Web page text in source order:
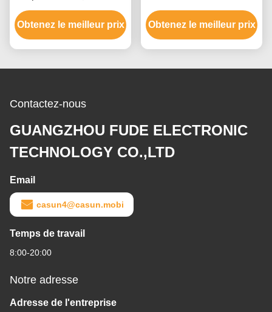
57×57×54 mm pour
machine-outil CNC
Obtenez le meilleur prix
codeur pour machines
d'impression 5.0A pour
tournes
Obtenez le meilleur prix
Contactez-nous
GUANGZHOU FUDE ELECTRONIC
TECHNOLOGY CO.,LTD
Email
casun4@casun.mobi
Temps de travail
8:00-20:00
Notre adresse
Adresse de l'entreprise